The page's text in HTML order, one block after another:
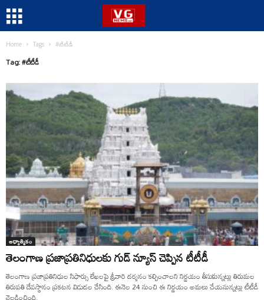
Home Tags #టీటీడీ
Tag: #టీటీడీ
ఆధ్యాత్మికం
తెలంగాణ ప్రజాప్రతినిధులకు గుడ్ న్యూస్ చెప్పిన టీటీడీ
తెలంగాణ ప్రజాప్రతినిధుల సిఫార్సు లేఖలపై శ్రీవారి దర్శనం కల్పించాలని నిర్ణయం తీసుకున్నట్లు తిరుమల
తిరుపతి దేవస్థానం ప్రకటన విడుదల చేసింది. ఈనెల 24 నుంచి ఈ నిర్ణయం అమలు చేయనున్నట్లు టీటీడీ
వెల్లడించింది.